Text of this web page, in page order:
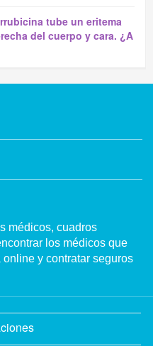
tube un eritema
del cuerpo y cara. ¿A
médicos, cuadros
los médicos que
y contratar seguros